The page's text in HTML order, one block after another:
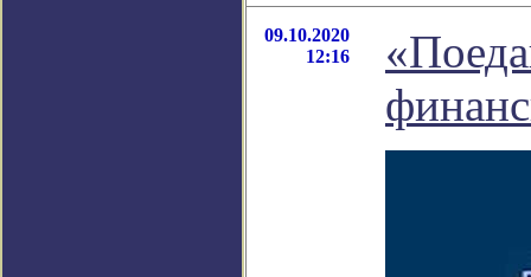
09.10.2020
12:16